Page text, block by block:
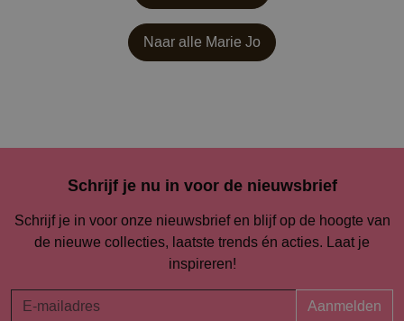
Naar alle Marie Jo
Schrijf je nu in voor de nieuwsbrief
Schrijf je in voor onze nieuwsbrief en blijf op de hoogte van
de nieuwe collecties, laatste trends én acties. Laat je
inspireren!
Aanmelden